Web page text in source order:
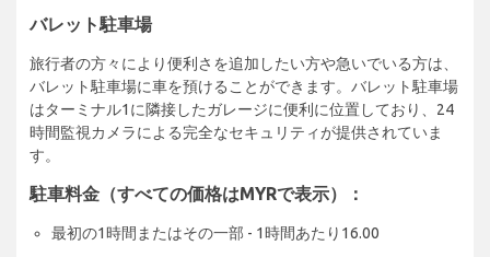
バレット駐車場
旅行者の方々により便利さを追加したい方や急いでいる方は、
バレット駐車場に車を預けることができます。バレット駐車場
はターミナル1に隣接したガレージに便利に位置しており、24
時間監視カメラによる完全なセキュリティが提供されていま
す。
駐車料金（すべての価格はMYRで表示）：
最初の1時間またはその一部 - 1時間あたり16.00